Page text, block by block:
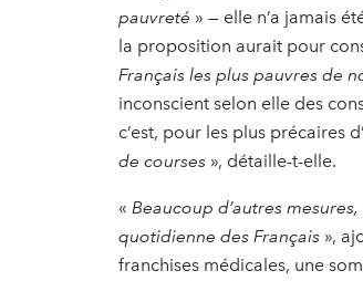
pauvreté » — elle n’a jamais
la proposition aurait pour
Français les plus pauvres de
inconscient selon elle des
c’est, pour les plus précaires
de courses », détaille-t-elle.
« Beaucoup d’autres
quotidienne des Français »,
franchises médicales, une